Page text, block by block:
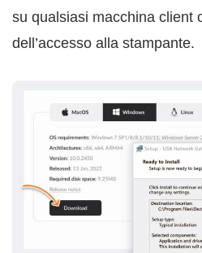
su qualsiasi macchina client
dell’accesso alla stampante.